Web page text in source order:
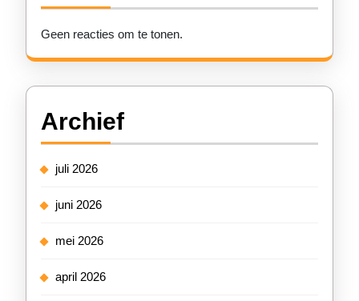
Geen reacties om te tonen.
Archief
juli 2026
juni 2026
mei 2026
april 2026